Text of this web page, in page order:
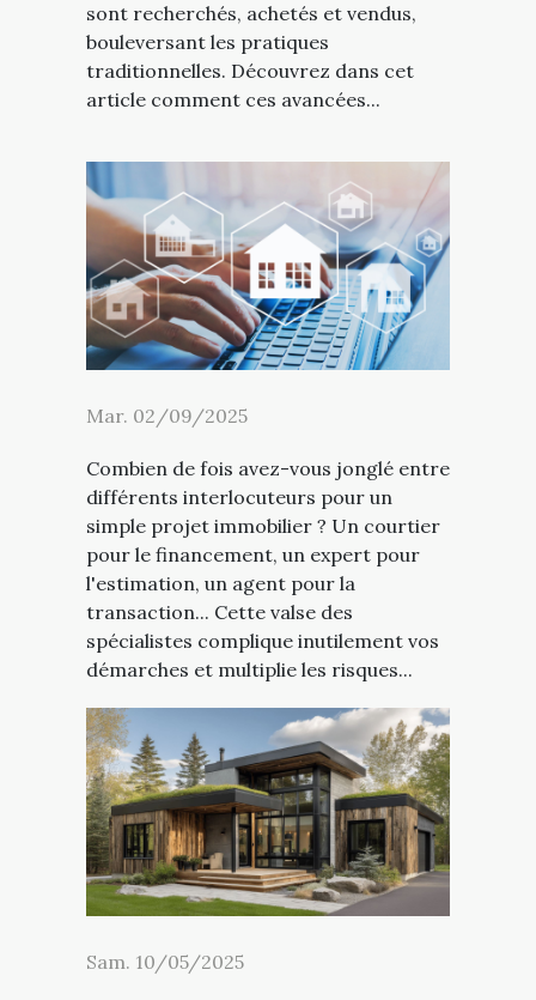
sont recherchés, achetés et vendus,
bouleversant les pratiques
traditionnelles. Découvrez dans cet
article comment ces avancées...
Mar. 02/09/2025
Combien de fois avez-vous jonglé entre
différents interlocuteurs pour un
simple projet immobilier ? Un courtier
pour le financement, un expert pour
l'estimation, un agent pour la
transaction... Cette valse des
spécialistes complique inutilement vos
démarches et multiplie les risques...
Sam. 10/05/2025